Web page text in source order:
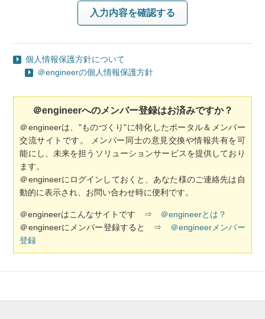
個人情報保護方針について
＠engineerの個人情報保護方針
＠engineerへのメンバー登録はお済みですか？
＠engineerは、"ものづくり"に特化したポータル＆メンバー
交流サイトです。 メンバー同士の意見交換や情報共有を可
能にし、未来を担うソリューションサービスを提供しており
ます。
＠engineerにログインしておくと、あなた様のご連絡先は自
動的に表示され、お問い合わせ時に便利です。
＠engineerはこんなサイトです ⇒ ＠engineerとは？
＠engineerにメンバー登録すると ⇒
＠engineerメンバー
登録